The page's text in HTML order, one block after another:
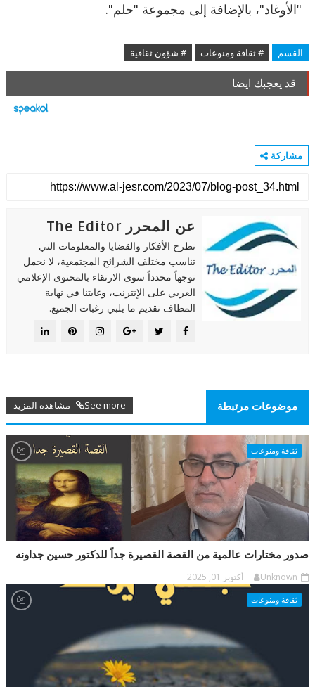
"الأوغاد"، بالإضافة إلى مجموعة "حلم".
القسم # ثقافة ومنوعات # شؤون ثقافية
قد يعجبك ايضا
مشاركة
عن المحرر The Editor
نطرح الأفكار والقضايا والمعلومات التي
تناسب مختلف الشرائح المجتمعية، لا نحمل
توجهاً محدداً سوى الارتقاء بالمحتوى الإعلامي
العربي على الإنترنت، وغايتنا في نهاية
المطاف تقديم ما يلبي رغبات الجميع.
موضوعات مرتبطة See more مشاهدة المزيد
ثقافة ومنوعات
صدور مختارات عالمية من القصة القصيرة جداً للدكتور حسين جداونه
Unknown أكتوبر 01, 2025
ثقافة ومنوعات